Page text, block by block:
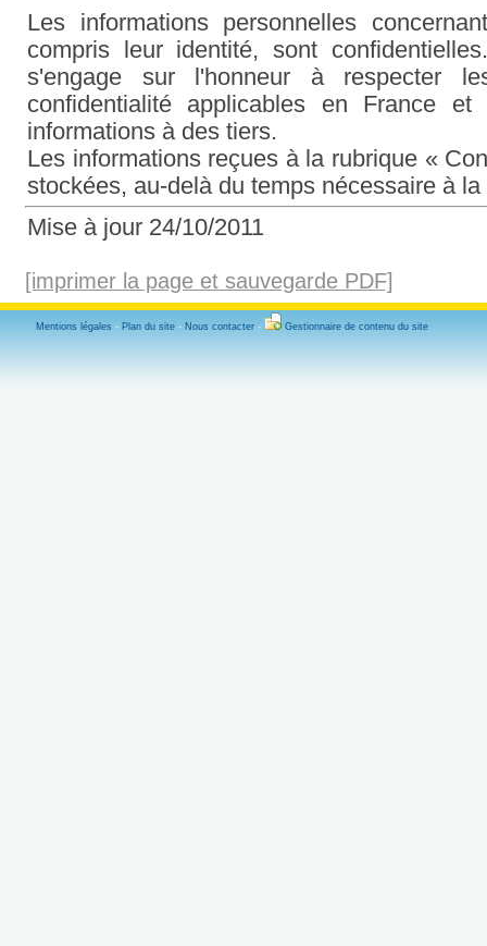
Les informations personnelles
compris leur identité, sont
s'engage sur l'honneur à respecter
confidentialité applicables en France
informations à des tiers.
Les informations reçues à la rubrique «
stockées, au-delà du temps nécessaire à
Mise à jour 24/10/2011
[imprimer la page et sauvegarde PDF]
Mentions légales - Plan du site - Nous contacter - Gestionnaire de contenu du site